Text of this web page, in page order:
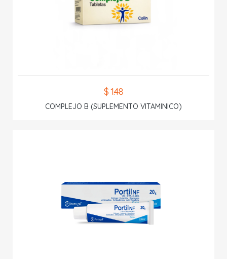
$ 1.48
COMPLEJO B (SUPLEMENTO VITAMINICO)